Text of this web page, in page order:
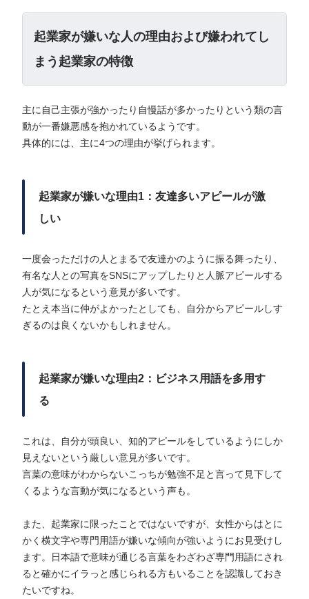
起業家が嫌いな人の理由および嫌われてし
まう起業家の特徴
主に自己主張が強かったり自慢話が多かったりという類の言
動が一番嫌悪感を抱かれているようです。
具体的には、主に4つの理由が挙げられます。
起業家が嫌いな理由1：友達多いアピールが激
しい
一度会っただけの人とまるで友達かのように振る舞ったり、
有名な人との写真をSNSにアップしたりと人脈アピールする
人が気になるという意見が多いです。
たとえ本当に仲がよかったとしても、自分からアピールしす
ぎるのは良くないかもしれません。
起業家が嫌いな理由2：ビジネス用語を多用す
る
これは、自分が頭良い、知的アピールをしているようにしか
見えないという厳しい意見が多いです。
言葉の意味がわからないこっちが勉強不足と言って見下して
くるような言動が気になるという声も。
また、起業家に限ったことではないですが、女性からはとに
かく横文字や専門用語が嫌いな傾向が強いようにお見受けし
ます。日本語で意味が通じる言葉をわざわざ専門用語にされ
ると確かにイラっと感じられる方もいることを認識しておき
たいですね。